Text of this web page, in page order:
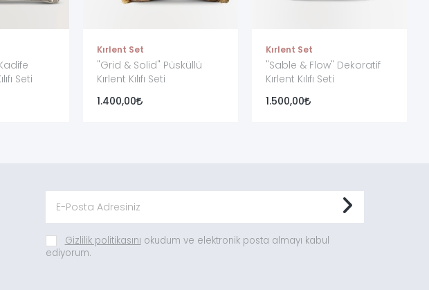
Seti
Kırlent Set
"Grid & Solid" Püsküllü
Kırlent Kılıfı Seti
1.400,00
Kırlent Set
"Sable & Flow" Dekoratif
Kırlent Kılıfı Seti
1.500,00
Gizlilik politikasını okudum ve elektronik posta almayı kabul
ediyorum.